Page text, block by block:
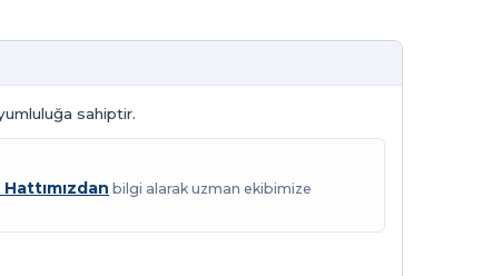
sahiptir.
bilgi alarak uzman ekibimize